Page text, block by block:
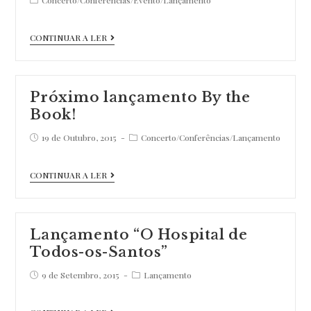
Santorum”
CONTINUAR A LER
Lançamento
Réquiem”
de
Próximo lançamento By the
Book!
Post19 de Outubro, 2015
PostConcerto/Conferências/Lançamento
CONTINUAR A LER
Próximo
the
Book!
Lançamento “O Hospital de
Todos-os-Santos”
Post9 de Setembro, 2015
PostLançamento